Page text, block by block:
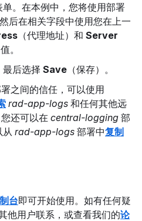
。 在本例中，您将使用部署
然后在相关字段中使用您在上一
（代理地址）和 Server
。
后选择 Save （保存）。
之间的信任，可以使用
rad-app-logs 和任何其他远
还可以在 central-logging 部
rad-app-logs 部署中复制
台即可开始使用。如有任何疑
他用户联系，或查看我们的论